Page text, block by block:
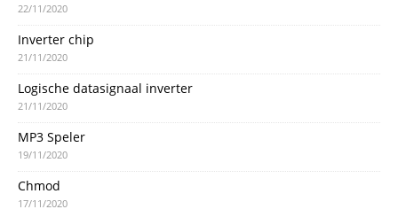
22/11/2020
Inverter chip
21/11/2020
Logische datasignaal inverter
21/11/2020
MP3 Speler
19/11/2020
Chmod
17/11/2020